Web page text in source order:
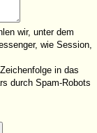
wir, unter dem
wie Session,
in das
durch Spam-Robots